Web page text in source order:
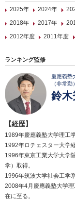
2025年
2024年
2018年
2017年
2012年度
2011年度
ランキング監修
慶應義塾
（非常勤）
鈴木
【経歴】
1989年慶應義塾大学理工
1992年ロチェスター大学
1996年東京工業大学大学
学）取得。
1996年筑波大学社会工学
2008年4月慶應義塾大学
在に至る。